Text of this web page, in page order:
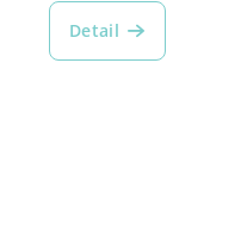
Detail